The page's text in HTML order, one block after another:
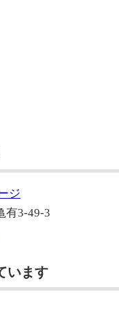
ジ
有3-49-3
います